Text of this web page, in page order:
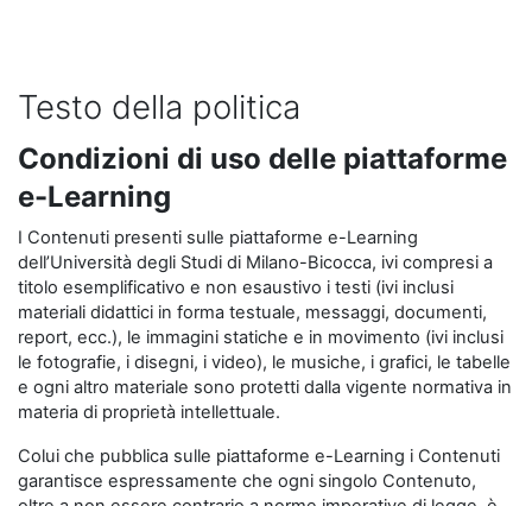
Testo della politica
Condizioni di uso delle piattaforme
e-Learning
I Contenuti presenti sulle piattaforme e-Learning
dell’Università degli Studi di Milano-Bicocca, ivi compresi a
titolo esemplificativo e non esaustivo i testi (ivi inclusi
materiali didattici in forma testuale, messaggi, documenti,
report, ecc.), le immagini statiche e in movimento (ivi inclusi
le fotografie, i disegni, i video), le musiche, i grafici, le tabelle
e ogni altro materiale sono protetti dalla vigente normativa in
materia di proprietà intellettuale.
Colui che pubblica sulle piattaforme e-Learning i Contenuti
garantisce espressamente che ogni singolo Contenuto,